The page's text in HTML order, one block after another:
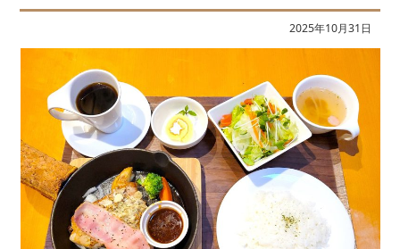
2025年10月31日